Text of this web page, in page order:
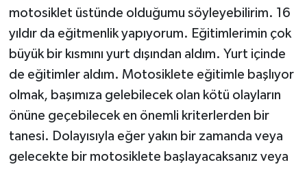
motosiklet üstünde olduğumu söyleyebilirim. 16
yıldır da eğitmenlik yapıyorum. Eğitimlerimin çok
büyük bir kısmını yurt dışından aldım. Yurt içinde
de eğitimler aldım. Motosiklete eğitimle başlıyor
olmak, başımıza gelebilecek olan kötü olayların
önüne geçebilecek en önemli kriterlerden bir
tanesi. Dolayısıyla eğer yakın bir zamanda veya
gelecekte bir motosiklete başlayacaksanız veya